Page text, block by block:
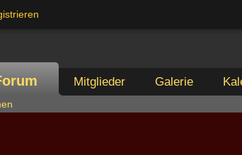
Mitglieder Galerie